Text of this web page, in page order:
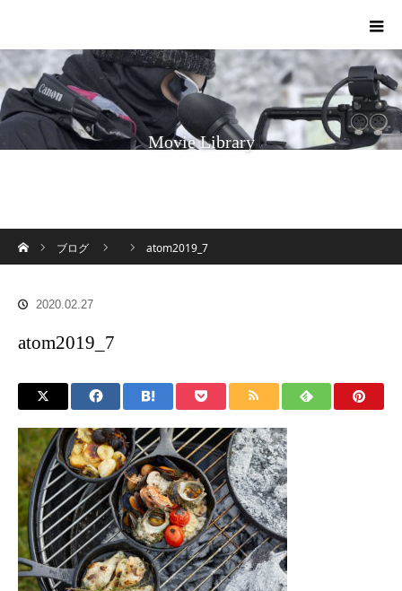
Movie Library
ブログ
atom2019_7
2020.02.27
atom2019_7